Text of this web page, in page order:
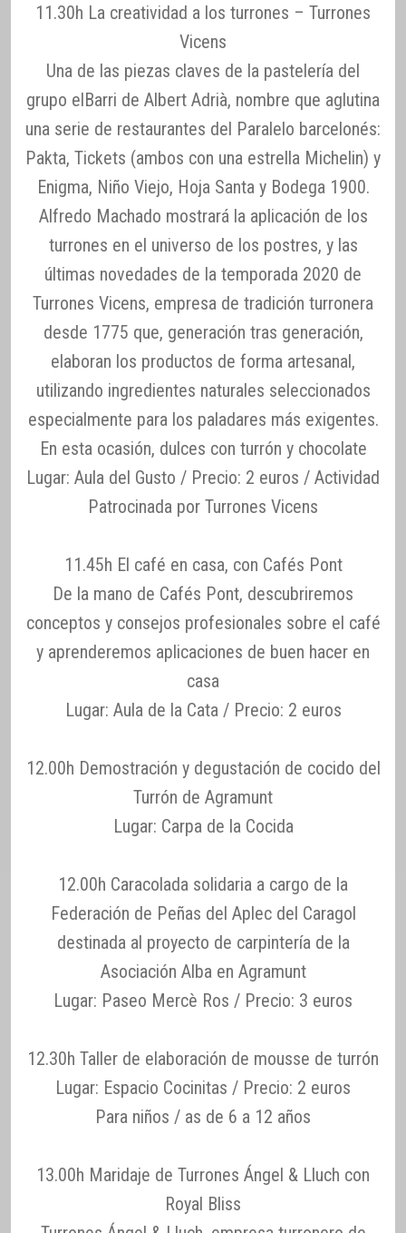
11.30h La creatividad a los turrones – Turrones
Vicens
Una de las piezas claves de la pastelería del
grupo elBarri de Albert Adrià, nombre que aglutina
una serie de restaurantes del Paralelo barcelonés:
Pakta, Tickets (ambos con una estrella Michelin) y
Enigma, Niño Viejo, Hoja Santa y Bodega 1900.
Alfredo Machado mostrará la aplicación de los
turrones en el universo de los postres, y las
últimas novedades de la temporada 2020 de
Turrones Vicens, empresa de tradición turronera
desde 1775 que, generación tras generación,
elaboran los productos de forma artesanal,
utilizando ingredientes naturales seleccionados
especialmente para los paladares más exigentes.
En esta ocasión, dulces con turrón y chocolate
Lugar: Aula del Gusto / Precio: 2 euros / Actividad
Patrocinada por Turrones Vicens
11.45h El café en casa, con Cafés Pont
De la mano de Cafés Pont, descubriremos
conceptos y consejos profesionales sobre el café
y aprenderemos aplicaciones de buen hacer en
casa
Lugar: Aula de la Cata / Precio: 2 euros
12.00h Demostración y degustación de cocido del
Turrón de Agramunt
Lugar: Carpa de la Cocida
12.00h Caracolada solidaria a cargo de la
Federación de Peñas del Aplec del Caragol
destinada al proyecto de carpintería de la
Asociación Alba en Agramunt
Lugar: Paseo Mercè Ros / Precio: 3 euros
12.30h Taller de elaboración de mousse de turrón
Lugar: Espacio Cocinitas / Precio: 2 euros
Para niños / as de 6 a 12 años
13.00h Maridaje de Turrones Ángel & Lluch con
Royal Bliss